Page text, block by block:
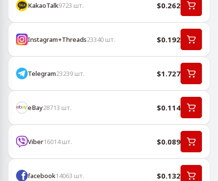
KakaoTalk9723 шт. $0.262
Instagram+Threads23340 шт. $0.192
Telegram23239 шт. $1.727
eBay28713 шт. $0.114
Viber16014шт. $0.089
facebook14063 шт. $0.132